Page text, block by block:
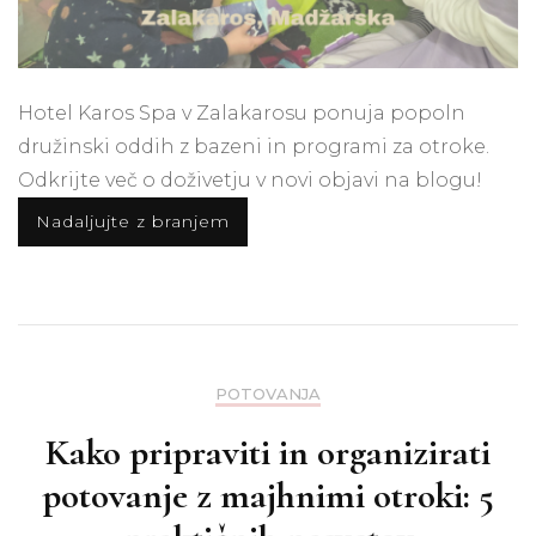
Hotel Karos Spa v Zalakarosu ponuja popoln
družinski oddih z bazeni in programi za otroke.
Odkrijte več o doživetju v novi objavi na blogu!
Nadaljujte z branjem
POTOVANJA
Kako pripraviti in organizirati
potovanje z majhnimi otroki: 5